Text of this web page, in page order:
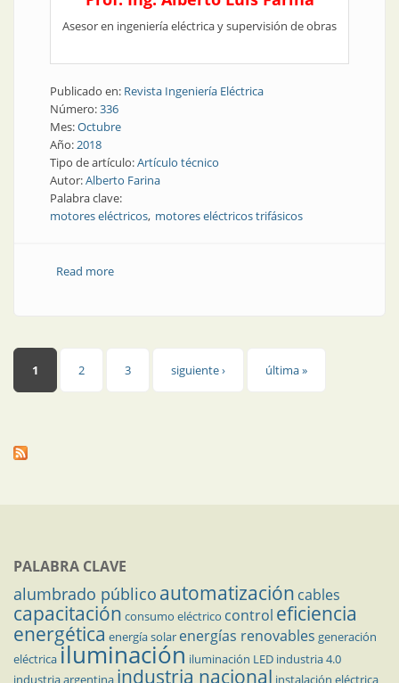
Asesor en ingeniería eléctrica y supervisión de obras
Publicado en: Revista Ingeniería Eléctrica
Número:336
Mes:Octubre
Año:2018
Tipo de artículo:Artículo técnico
Autor:Alberto Farina
Palabra clave:
motores eléctricos motores eléctricos trifásicos
Read moreabout Suplemento instaladores | Motores eléctricos
Páginas
1 2 3 siguiente › última »
PALABRA CLAVE
alumbrado público automatización cables
capacitación consumo eléctrico control eficiencia
energética energía solar energías renovables generación
eléctricailuminación iluminación LED industria 4.0
industria argentina industria nacional instalación eléctrica